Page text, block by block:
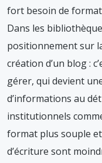
fort besoin de
Dans les
positionnement sur
création d’un blog :
gérer, qui devient
d’informations au
institutionnels
format plus souple
d’écriture sont